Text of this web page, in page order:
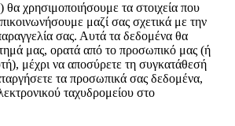
χρησιμοποιήσουμε τα στοιχεία που
μαζί σας σχετικά με την
σας. Αυτά τα δεδομένα θα
μας, ορατά από το προσωπικό μας (ή
μέχρι να αποσύρετε τη συγκατάθεσή
τα προσωπικά σας δεδομένα,
ταχυδρομείου στο